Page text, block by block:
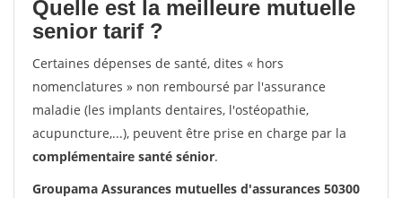
Quelle est la meilleure mutuelle
senior tarif ?
Certaines dépenses de santé, dites « hors
nomenclatures » non remboursé par l'assurance
maladie (les implants dentaires, l'ostéopathie,
acupuncture,...), peuvent être prise en charge par la
complémentaire santé sénior.
Groupama Assurances mutuelles d'assurances 50300